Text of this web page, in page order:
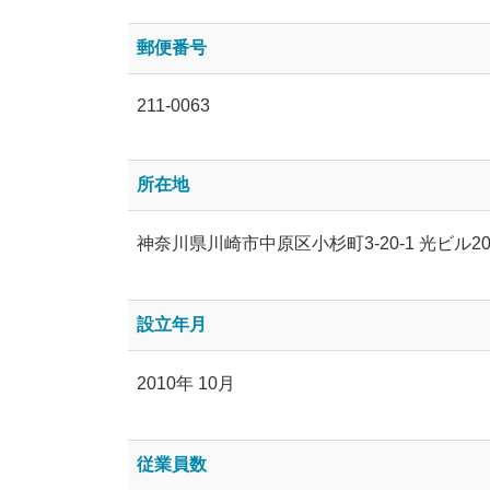
郵便番号
211-0063
所在地
神奈川県川崎市中原区小杉町3-20-1 光ビル
設立年月
2010年 10月
従業員数